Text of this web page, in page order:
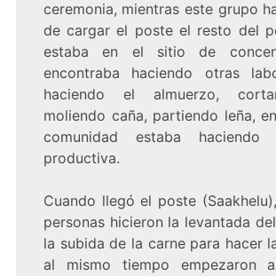
ceremonia, mientras este grupo
de cargar el poste el resto del
estaba en el sitio de
encontraba haciendo otras
haciendo el almuerzo,
moliendo caña, partiendo leña,
comunidad estaba
productiva.
Cuando llegó el poste
personas hicieron la levantada
la subida de la carne para hacer
al mismo tiempo empezaron